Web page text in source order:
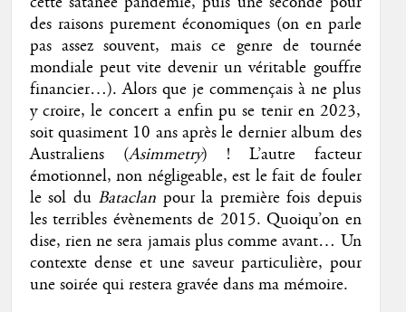
des raisons purement économiques (on en parle
pas assez souvent, mais ce genre de tournée
mondiale peut vite devenir un véritable gouffre
financier…). Alors que je commençais à ne plus
y croire, le concert a enfin pu se tenir en 2023,
soit quasiment 10 ans après le dernier album des
Australiens (Asimmetry) ! L’autre facteur
émotionnel, non négligeable, est le fait de fouler
le sol du Bataclan pour la première fois depuis
les terribles évènements de 2015. Quoiqu’on en
dise, rien ne sera jamais plus comme avant… Un
contexte dense et une saveur particulière, pour
une soirée qui restera gravée dans ma mémoire.